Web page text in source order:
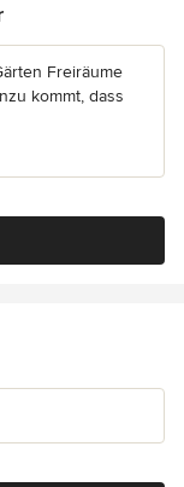
Freiräume
kommt, dass